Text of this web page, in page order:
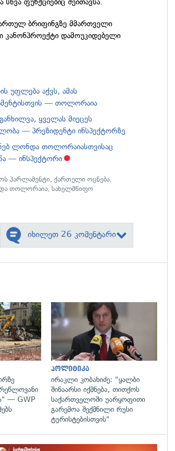
ბრიფინგზე მმართველი
კანონპროექტი დამოუკიდებელი
უფლება აქვს, ამას
— თოლორაია
ყველას მიეცეს
— პრეზიდენტი ინსპექტორზე
ლონდა თოლორაიასთვისაც
— ინსპექტორი
პარლამენტი,ქართული ოცნება,
თოლორაია,სახელმწიფო
იხილეთ 26 კომენტარი
— GWP
პოლიტიკა
ირაკლი კობახიძე: "ყალბი
შინაარსი იქმნება, თითქოს
საქართველოში უარყოფითი
გარემოა შექმნილი რუსი
ტურისტებისთვის"